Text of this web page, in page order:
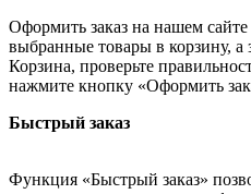
Оформить заказ на нашем сайте
выбранные товары в корзину, а
Корзина, проверьте
нажмите кнопку «Оформить
Быстрый заказ
Функция «Быстрый заказ»